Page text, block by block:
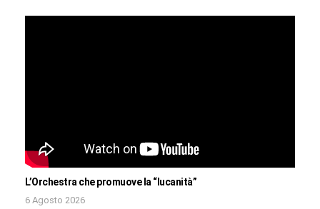
L’Orchestra che promuove la “lucanità”
6 Agosto 2026